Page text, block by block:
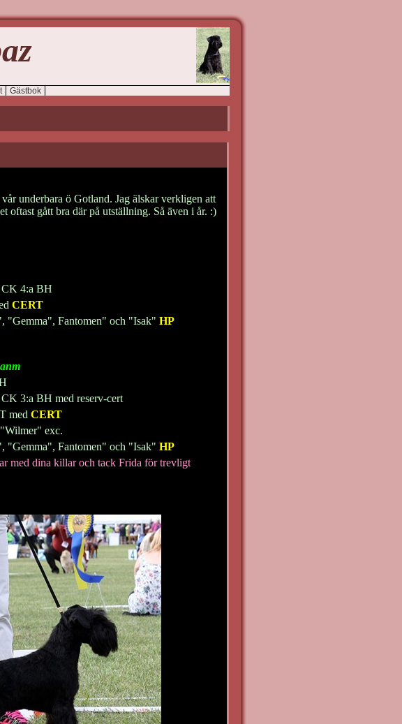
Gästbok
underbara ö Gotland. Jag älskar verkligen att
oftast gått bra där på utställning. Så även i år. :)
4:a BH
CERT
"Gemma", Fantomen" och "Isak" HP
3:a BH med reserv-cert
med CERT
exc.
"Gemma", Fantomen" och "Isak" HP
med dina killar och tack Frida för trevligt